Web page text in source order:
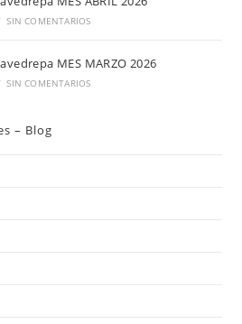
SIN COMENTARIOS
MES MARZO 2026
SIN COMENTARIOS
– Blog